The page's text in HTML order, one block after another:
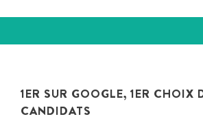
1ER SUR GOOGLE, 1ER CHOIX
CANDIDATS